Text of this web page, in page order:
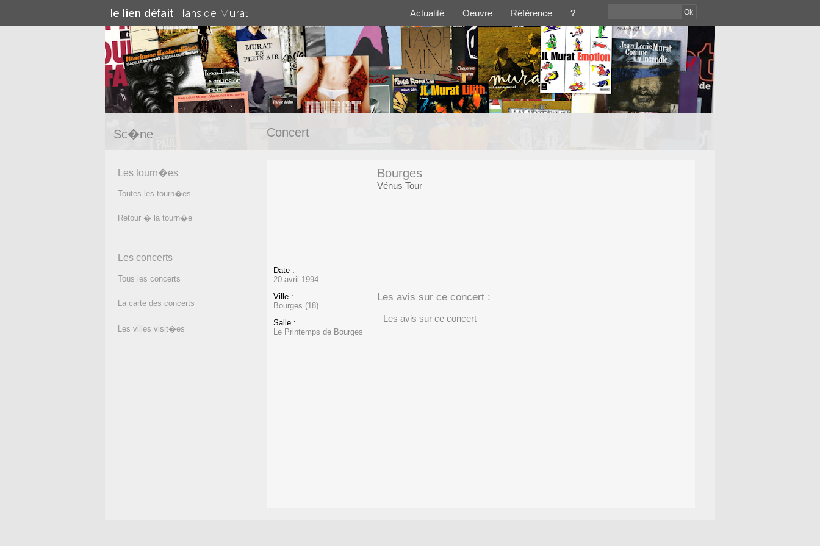
Sc�ne Concert
Les tourn�es
Toutes les tourn�es
Retour � la tourn�e
Les concerts
Tous les concerts
La carte des concerts
Les villes visit�es
Date :
20 avril 1994
Ville :
Bourges (18)
Salle :
Le Printemps de Bourges
Bourges
Vénus Tour
Les avis sur ce concert :
Les avis sur ce concert
Ok
Actualité Oeuvre Réfèrence ?